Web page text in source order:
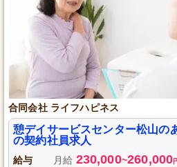
合同会社 ライフハピネス
憩デイサービスセンター松山の
の契約社員求人
給与 月給 230,000~260,000